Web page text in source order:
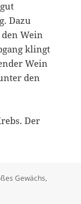
Dazu
Wein
klingt
Wein
den
Der
Gewächs,